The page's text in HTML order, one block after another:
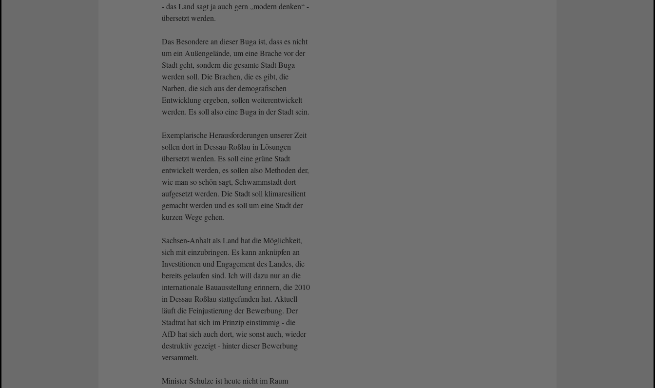
- das Land sagt ja auch gern „modern denken“ -
übersetzt werden.
Das Besondere an dieser Buga ist, dass es nicht
um ein Außengelände, um eine Brache vor der
Stadt geht, sondern die gesamte Stadt Buga
werden soll. Die Brachen, die es gibt, die
Narben, die sich aus der demografischen
Entwicklung ergeben, sollen weiterentwickelt
werden. Es soll also eine Buga in der Stadt sein.
Exemplarische Herausforderungen unserer Zeit
sollen dort in Dessau-Roßlau in Lösungen
übersetzt werden. Es soll eine grüne Stadt
entwickelt werden, es sollen also Methoden der,
wie man so schön sagt, Schwammstadt dort
aufgesetzt werden. Die Stadt soll klimaresilient
gemacht werden und es soll um eine Stadt der
kurzen Wege gehen.
Sachsen-Anhalt als Land hat die Möglichkeit,
sich mit einzubringen. Es kann anknüpfen an
Investitionen und Engagement des Landes, die
bereits gelaufen sind. Ich will dazu nur an die
internationale Bauausstellung erinnern, die 2010
in Dessau-Roßlau stattgefunden hat. Aktuell
läuft die Feinjustierung der Bewerbung. Der
Stadtrat hat sich im Prinzip einstimmig - die
AfD hat sich auch dort, wie sonst auch, wieder
destruktiv gezeigt - hinter dieser Bewerbung
versammelt.
Minister Schulze ist heute nicht im Raum